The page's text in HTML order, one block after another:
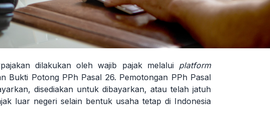
dilakukan oleh wajib pajak melalui platform
Bukti Potong PPh Pasal 26. Pemotongan PPh Pasal
disediakan untuk dibayarkan, atau telah jatuh
luar negeri selain bentuk usaha tetap di Indonesia